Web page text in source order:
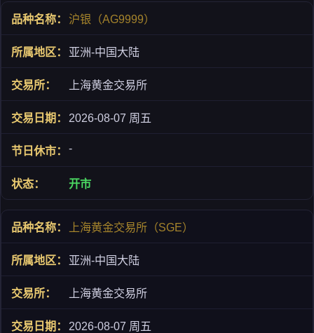
沪银（AG9999）
亚洲-中国大陆
上海黄金交易所
2026-08-07 周五
-
开市
上海黄金交易所（SGE）
亚洲-中国大陆
上海黄金交易所
2026-08-07 周五